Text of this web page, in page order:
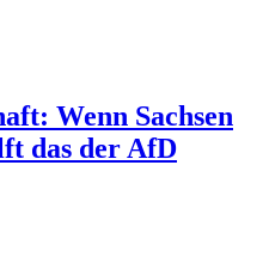
Wenn Sachsen
das der AfD